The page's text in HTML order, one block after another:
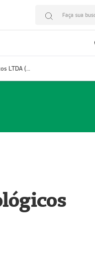
Faça sua
Prestador Decordis Exames Cardiológicos LTDA (51004346-0)